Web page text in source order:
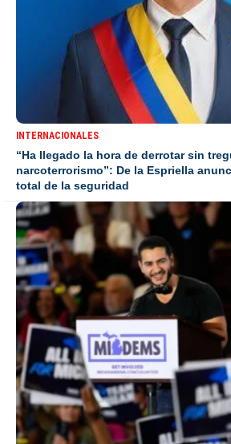
INTERNACIONALES
“Ha llegado la hora de derrotar sin
narcoterrorismo”: De la Espriella
total de la seguridad